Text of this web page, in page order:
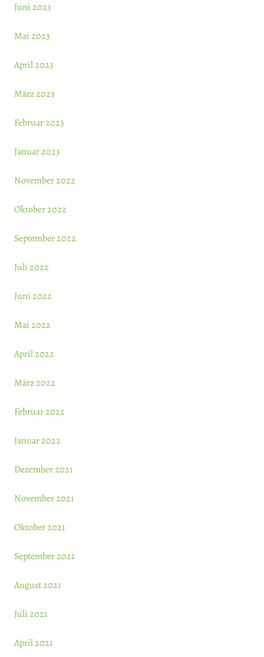
Juni 2023
Mai 2023
April 2023
März 2023
Februar 2023
Januar 2023
November 2022
Oktober 2022
September 2022
Juli 2022
Juni 2022
Mai 2022
April 2022
März 2022
Februar 2022
Januar 2022
Dezember 2021
November 2021
Oktober 2021
September 2021
August 2021
Juli 2021
April 2021